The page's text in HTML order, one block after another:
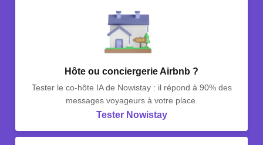
Hôte ou conciergerie Airbnb ?
Tester le co-hôte IA de Nowistay : il répond à 90% des
messages voyageurs à votre place.
Tester Nowistay